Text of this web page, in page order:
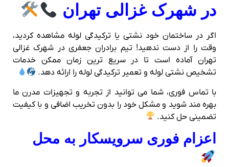
در شهرک غزالی تهران
اگر در ساختمان خود نشتی یا ترکیدگی لوله مشاهده کردید،
وقت را از دست ندهید! تیم برادران جعفری در شهرک غزالی
تهران آماده است تا در سریع‌ ترین زمان ممکن خدمات
تشخیص نشتی لوله و تعمیر ترکیدگی لوله را ارائه دهد.
با تماس فوری، شما می‌ توانید از تجربه و تجهیزات مدرن ما
بهره‌ مند شوید و مشکل خود را بدون تخریب اضافی و با کیفیت
تضمینی حل کنید.
اعزام فوری سرویسکار به محل